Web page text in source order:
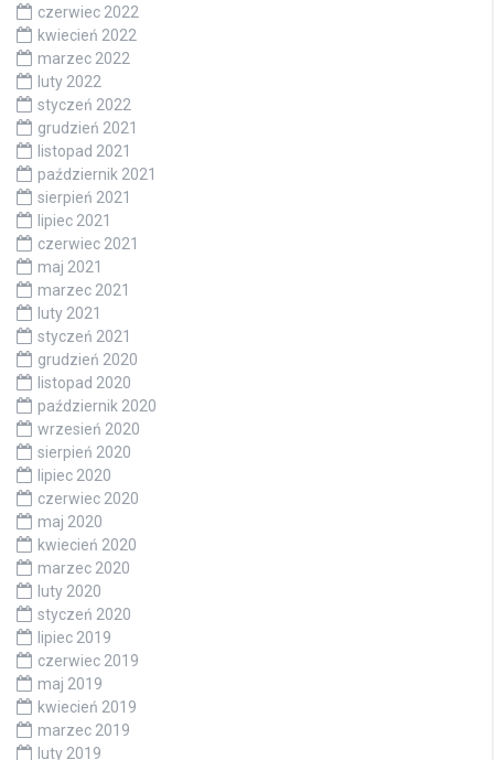
czerwiec 2022
kwiecień 2022
marzec 2022
luty 2022
styczeń 2022
grudzień 2021
listopad 2021
październik 2021
sierpień 2021
lipiec 2021
czerwiec 2021
maj 2021
marzec 2021
luty 2021
styczeń 2021
grudzień 2020
listopad 2020
październik 2020
wrzesień 2020
sierpień 2020
lipiec 2020
czerwiec 2020
maj 2020
kwiecień 2020
marzec 2020
luty 2020
styczeń 2020
lipiec 2019
czerwiec 2019
maj 2019
kwiecień 2019
marzec 2019
luty 2019